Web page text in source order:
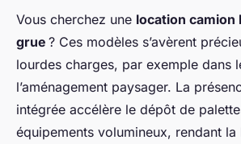
Vous cherchez une location camion
grue ? Ces modèles s’avèrent
lourdes charges, par exemple dans
l’aménagement paysager. La
intégrée accélère le dépôt de
équipements volumineux, rendant